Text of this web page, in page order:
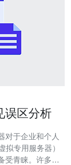
误区分析
对于企业和个人
拟专用服务器）
受青睐。许多人